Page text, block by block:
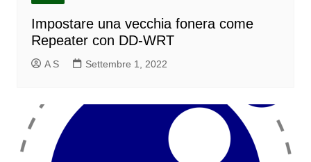
Impostare una vecchia fonera come
Repeater con DD-WRT
A S Settembre 1, 2022